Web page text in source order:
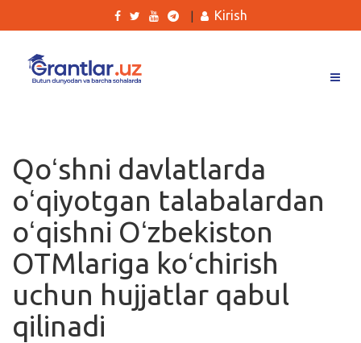
Ishlar
Kurslar
Blog
Yana
Kirish
Qoʻshni davlatlarda
oʻqiyotgan talabalardan
oʻqishni Oʻzbekiston
OTMlariga koʻchirish
uchun hujjatlar qabul
qilinadi